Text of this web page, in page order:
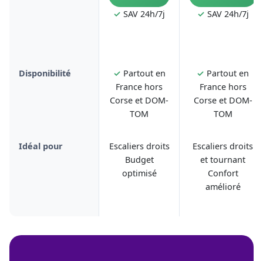
✓ SAV 24h/7j
✓ SAV 24h/7j
Disponibilité ✓ Partout en
France hors
Corse et DOM-
TOM
✓ Partout en
France hors
Corse et DOM-
TOM
Idéal pour
Escaliers droits
Budget
optimisé
Escaliers droits
et tournant
Confort
amélioré